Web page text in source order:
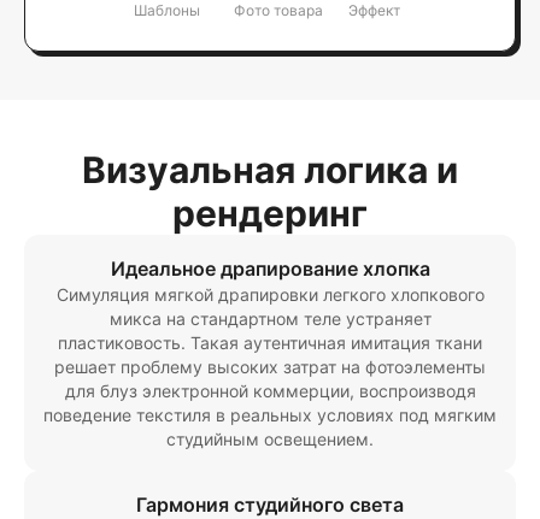
Шаблоны Фото товара Эффект
Визуальная логика и
рендеринг
Идеальное драпирование хлопка
Симуляция мягкой драпировки легкого хлопкового
микса на стандартном теле устраняет
пластиковость. Такая аутентичная имитация ткани
решает проблему высоких затрат на фотоэлементы
для блуз электронной коммерции, воспроизводя
поведение текстиля в реальных условиях под мягким
студийным освещением.
Гармония студийного света